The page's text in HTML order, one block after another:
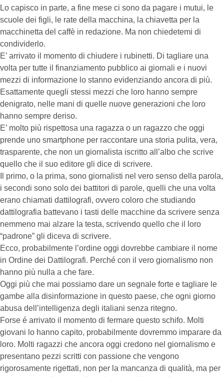
Lo capisco in parte, a fine mese ci sono da pagare i mutui, le
scuole dei figli, le rate della macchina, la chiavetta per la
macchinetta del caffè in redazione. Ma non chiedetemi di
condividerlo.
E’ arrivato il momento di chiudere i rubinetti. Di tagliare una
volta per tutte il finanziamento pubblico ai giornali e i nuovi
mezzi di informazione lo stanno evidenziando ancora di più.
Esattamente quegli stessi mezzi che loro hanno sempre
denigrato, nelle mani di quelle nuove generazioni che loro
hanno sempre deriso.
E’ molto più rispettosa una ragazza o un ragazzo che oggi
prende uno smartphone per raccontare una storia pulita, vera,
trasparente, che non un giornalista iscritto all’albo che scrive
quello che il suo editore gli dice di scrivere.
Il primo, o la prima, sono giornalisti nel vero senso della parola,
i secondi sono solo dei battitori di parole, quelli che una volta
erano chiamati dattilografi, ovvero coloro che studiando
dattilografia battevano i tasti delle macchine da scrivere senza
nemmeno mai alzare la testa, scrivendo quello che il loro
“padrone” gli diceva di scrivere.
Ecco, probabilmente l’ordine oggi dovrebbe cambiare il nome
in Ordine dei Dattilografi. Perché con il vero giornalismo non
hanno più nulla a che fare.
Oggi più che mai possiamo dare un segnale forte e tagliare le
gambe alla disinformazione in questo paese, che ogni giorno
abusa dell’intelligenza degli italiani senza ritegno.
Forse é arrivato il momento di fermare questo schifo. Molti
giovani lo hanno capito, probabilmente dovremmo imparare da
loro. Molti ragazzi che ancora oggi credono nel giornalismo e
presentano pezzi scritti con passione che vengono
rigorosamente rigettati, non per la mancanza di qualità, ma per